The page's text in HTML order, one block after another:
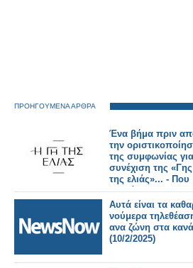
ΠΡΟΗΓΟΥΜΕΝΑ ΑΡΘΡΑ
Ένα βήμα πριν
την
της συμφωνίας για
συνέχιση της «Γης
της ελιάς»... - Που
κολλάει;
Αυτά είναι τα
νούμερα
ανα ζώνη στα
(10/2/2025)